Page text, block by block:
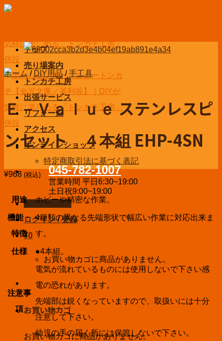
Skip
content
045-782-1007
営業時間 平日6:30~19:00
土日祝9:00~19:00
お問い合わせ
ログイン / 登録
¥0
お買い物カゴに商品がありません。
お買い物カゴ
お買い物カゴに商品がありません。
トップ
売り場案内
トンカチ工房
出張サービス
リフォーム
アクセス
オンラインショップ
特定商取引法に基づく表記
ホーム / DIY用品 / 手工具
Ｅ－Ｖａｌｕｅ ステンレスピ
ンセット ４本組 EHP-4SN
¥968 (税込)
用途 ホビーや精密な作業。
機能・
特徴
4種類の異なる先端形状で幅広い作業に対応出来ま
す。
仕様 ●4本組。
注意事
項
電気が流れているものには使用しないで下さい感
電の恐れがあります。
先端部は鋭くなっていますので、取扱いには十分
注意して下さい。
幼児の手の届く所には保管しないで下さい。